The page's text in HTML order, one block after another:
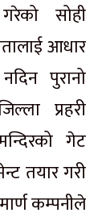
सोही
आधार
पुरानो
प्रहरी
गेट
तयार गरी
कम्पनीले